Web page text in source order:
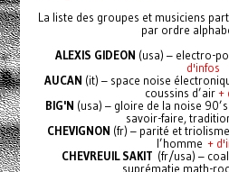
La liste des groupes et musiciens
par ordre
ALEXIS GIDEON (usa) – electro-
d'infos
AUCAN (it) – space noise
coussins d’air+
BIG'N (usa) – gloire de la noise
savoir-faire,
CHEVIGNON (fr) – parité et
l’homme +
CHEVREUIL SAKIT (fr/usa) –
suprématie math-